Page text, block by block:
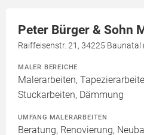
Peter Bürger & Sohn
Raiffeisenstr. 21, 34225 Baunatal
MALER BEREICHE
Malerarbeiten,
Stuckarbeiten, Dämmung
UMFANG MALERARBEITEN
Beratung, Renovierung,